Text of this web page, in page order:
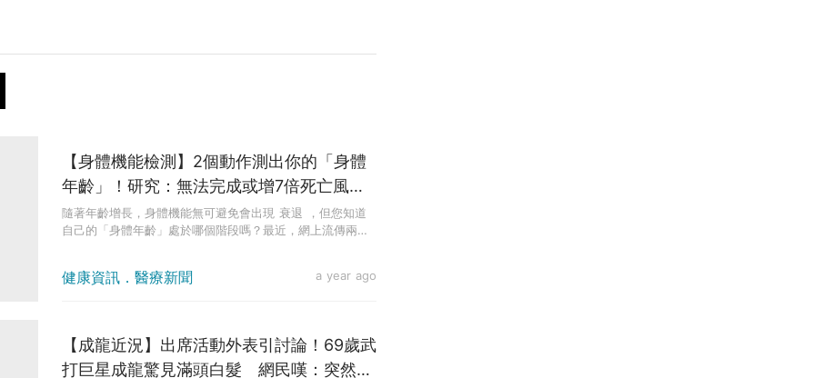
健康資訊．醫療新聞 a year ago
【身體機能檢測】2個動作測出你的「身體
年齡」！研究：無法完成或增7倍死亡風
險？
隨著年齡增長，身體機能無可避免會出現 衰退 ，但您知道
自己的「身體年齡」處於哪個階段嗎？最近，網上流傳兩套
【成龍近況】出席活動外表引討論！69歲武
打巨星成龍驚見滿頭白髮 網民嘆：突然感